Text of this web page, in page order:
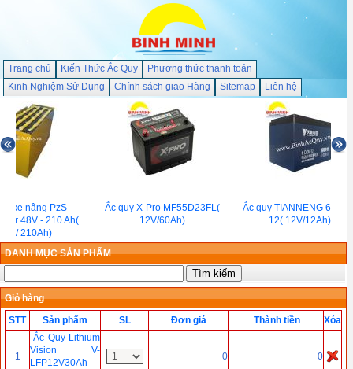
Trang chủ Kiến Thức Ắc Quy
Phương thức thanh toán
Kinh Nghiệm Sử Dụng
Chính sách giao Hàng Sitemap Liên hệ
xe nâng PzS
48V - 210 Ah(
/ 210Ah)
Ắc quy X-Pro MF55D23FL(
12V/60Ah)
Ắc quy TIANNENG 6-
12( 12V/12Ah)
DANH MỤC SẢN PHẨM
Giỏ hàng
STT
Sản phẩm SL Đơn giá Thành tiền Xóa
1
Ắc Quy Lithium
Vision V-
LFP12V30Ah
0 0